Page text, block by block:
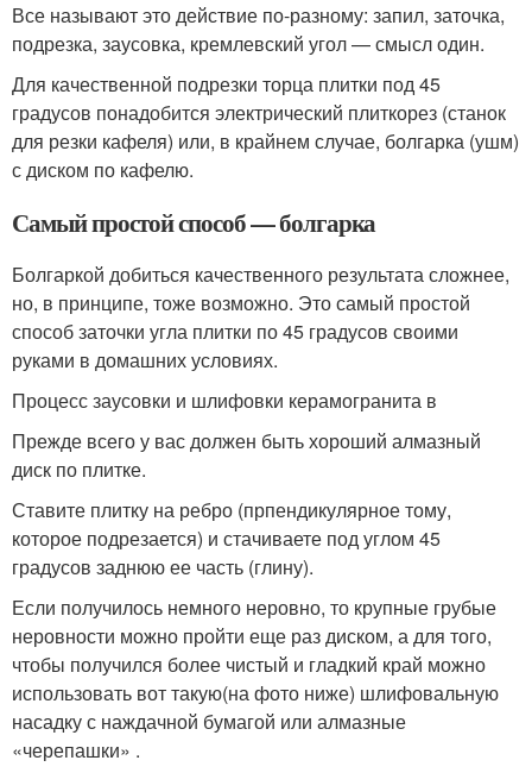
Все называют это действие по-разному: запил, заточка,
подрезка, заусовка, кремлевский угол — смысл один.
Для качественной подрезки торца плитки под 45
градусов понадобится электрический плиткорез (станок
для резки кафеля) или, в крайнем случае, болгарка (ушм)
с диском по кафелю.
Самый простой способ — болгарка
Болгаркой добиться качественного результата сложнее,
но, в принципе, тоже возможно. Это самый простой
способ заточки угла плитки по 45 градусов своими
руками в домашних условиях.
Процесс заусовки и шлифовки керамогранита в
Прежде всего у вас должен быть хороший алмазный
диск по плитке.
Ставите плитку на ребро (прпендикулярное тому,
которое подрезается) и стачиваете под углом 45
градусов заднюю ее часть (глину).
Если получилось немного неровно, то крупные грубые
неровности можно пройти еще раз диском, а для того,
чтобы получился более чистый и гладкий край можно
использовать вот такую(на фото ниже) шлифовальную
насадку с наждачной бумагой или алмазные
«черепашки» .